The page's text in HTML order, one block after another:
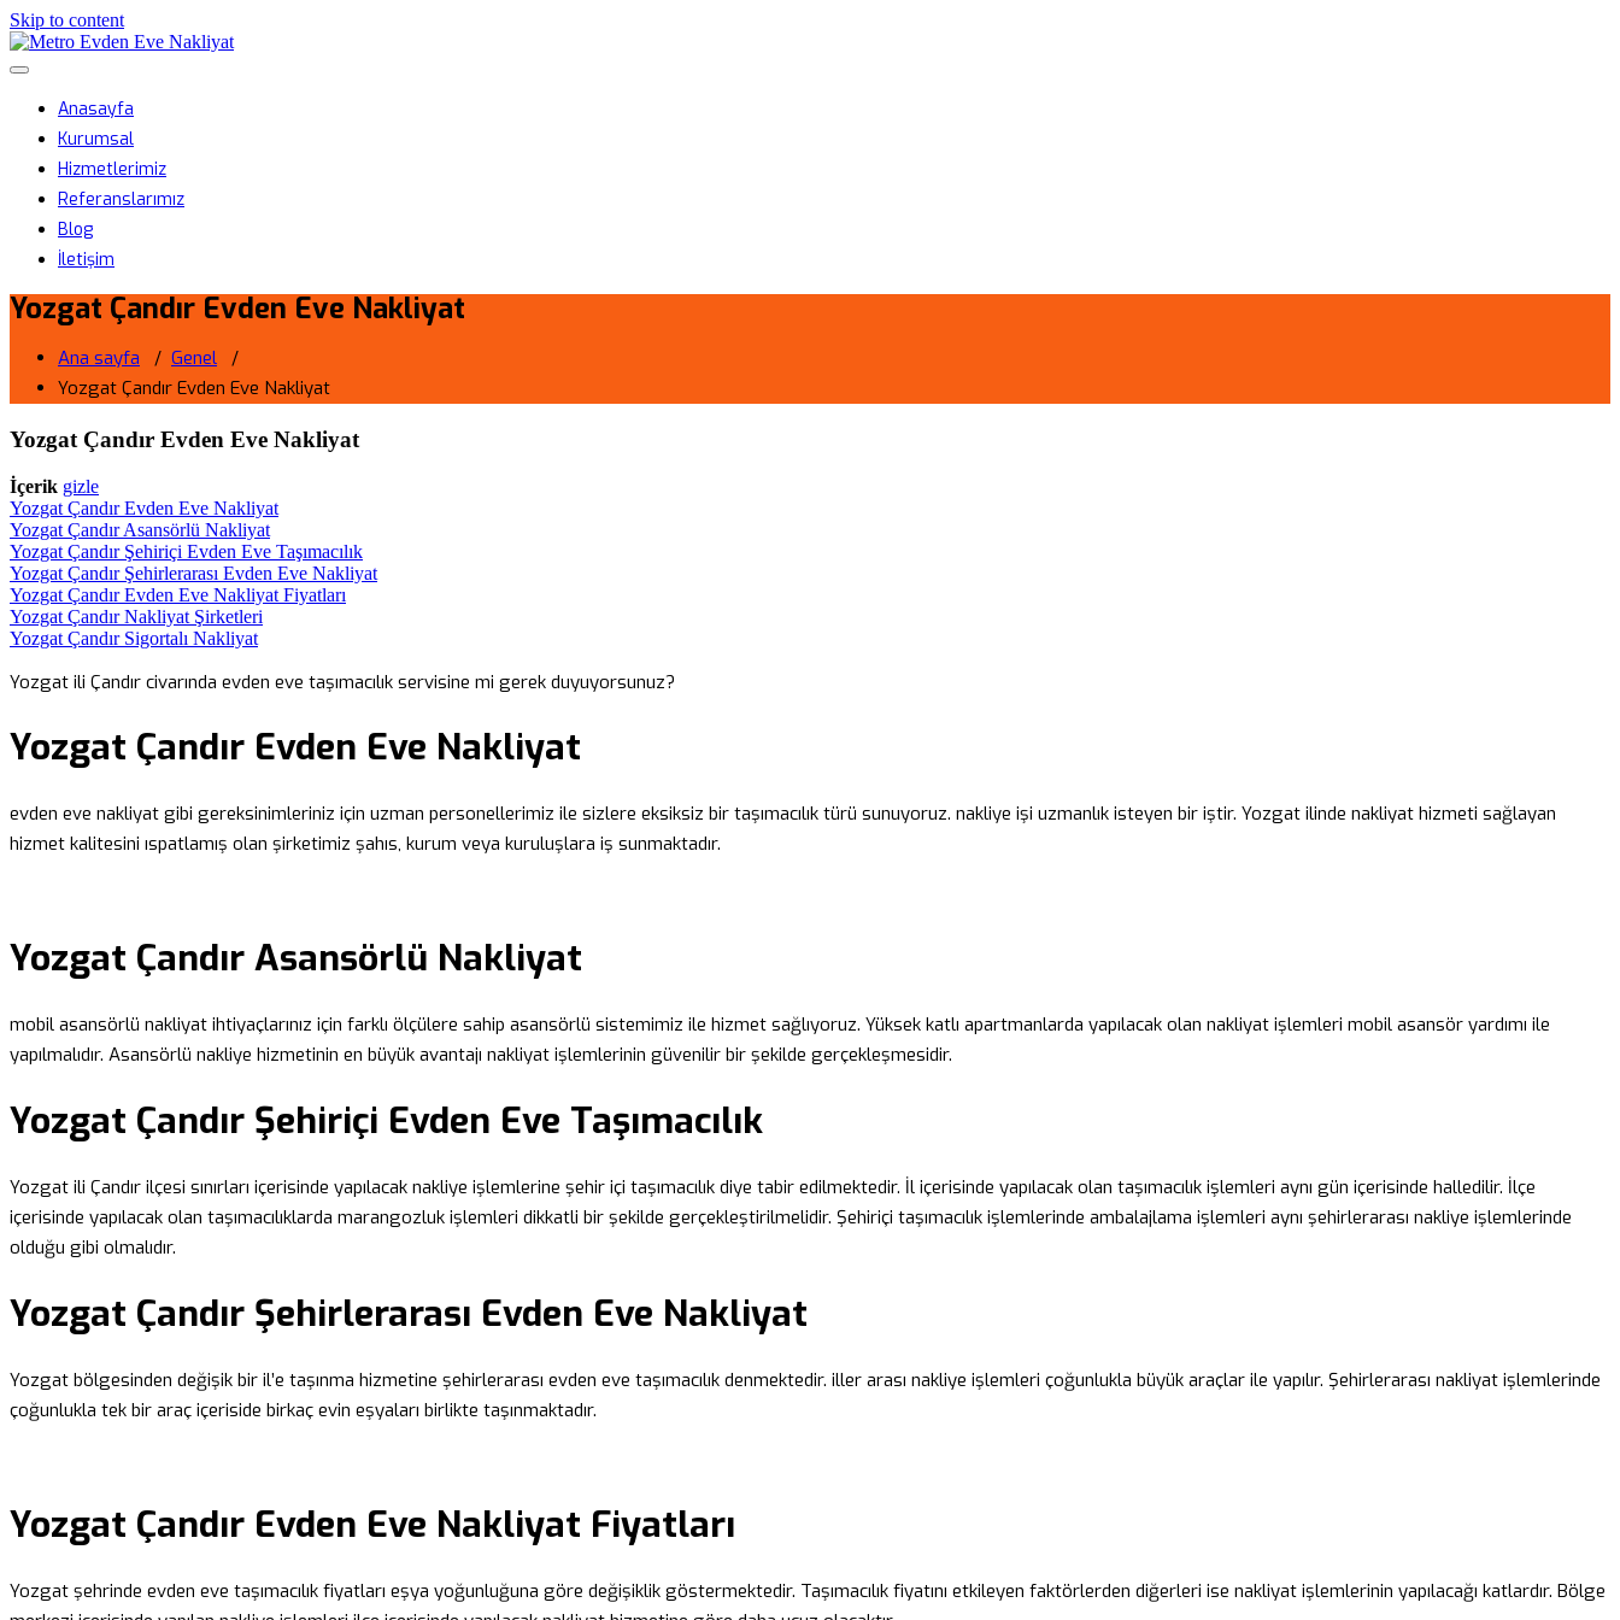
Skip to content
Metro Evden Eve Nakliyat
Anasayfa
Kurumsal
Hizmetlerimiz
Referanslarımız
Blog
İletişim
Yozgat Çandır Evden Eve Nakliyat
Ana sayfa / Genel /
Yozgat Çandır Evden Eve Nakliyat
Yozgat Çandır Evden Eve Nakliyat
İçerik gizle
Yozgat Çandır Evden Eve Nakliyat
Yozgat Çandır Asansörlü Nakliyat
Yozgat Çandır Şehiriçi Evden Eve Taşımacılık
Yozgat Çandır Şehirlerarası Evden Eve Nakliyat
Yozgat Çandır Evden Eve Nakliyat Fiyatları
Yozgat Çandır Nakliyat Şirketleri
Yozgat Çandır Sigortalı Nakliyat
Yozgat ili Çandır civarında evden eve taşımacılık servisine mi gerek duyuyorsunuz?
Yozgat Çandır Evden Eve Nakliyat
evden eve nakliyat gibi gereksinimleriniz için uzman personellerimiz ile sizlere eksiksiz bir taşımacılık türü sunuyoruz. nakliye işi uzmanlık isteyen bir iştir. Yozgat ilinde nakliyat hizmeti sağlayan
hizmet kalitesini ıspatlamış olan şirketimiz şahıs, kurum veya kuruluşlara iş sunmaktadır.
Yozgat Çandır Asansörlü Nakliyat
mobil asansörlü nakliyat ihtiyaçlarınız için farklı ölçülere sahip asansörlü sistemimiz ile hizmet sağlıyoruz. Yüksek katlı apartmanlarda yapılacak olan nakliyat işlemleri mobil asansör yardımı ile
yapılmalıdır. Asansörlü nakliye hizmetinin en büyük avantajı nakliyat işlemlerinin güvenilir bir şekilde gerçekleşmesidir.
Yozgat Çandır Şehiriçi Evden Eve Taşımacılık
Yozgat ili Çandır ilçesi sınırları içerisinde yapılacak nakliye işlemlerine şehir içi taşımacılık diye tabir edilmektedir. İl içerisinde yapılacak olan taşımacılık işlemleri aynı gün içerisinde halledilir. İlçe
içerisinde yapılacak olan taşımacılıklarda marangozluk işlemleri dikkatli bir şekilde gerçekleştirilmelidir. Şehiriçi taşımacılık işlemlerinde ambalajlama işlemleri aynı şehirlerarası nakliye işlemlerinde
olduğu gibi olmalıdır.
Yozgat Çandır Şehirlerarası Evden Eve Nakliyat
Yozgat bölgesinden değişik bir il’e taşınma hizmetine şehirlerarası evden eve taşımacılık denmektedir. iller arası nakliye işlemleri çoğunlukla büyük araçlar ile yapılır. Şehirlerarası nakliyat işlemlerinde
çoğunlukla tek bir araç içeriside birkaç evin eşyaları birlikte taşınmaktadır.
Yozgat Çandır Evden Eve Nakliyat Fiyatları
Yozgat şehrinde evden eve taşımacılık fiyatları eşya yoğunluğuna göre değişiklik göstermektedir. Taşımacılık fiyatını etkileyen faktörlerden diğerleri ise nakliyat işlemlerinin yapılacağı katlardır. Bölge